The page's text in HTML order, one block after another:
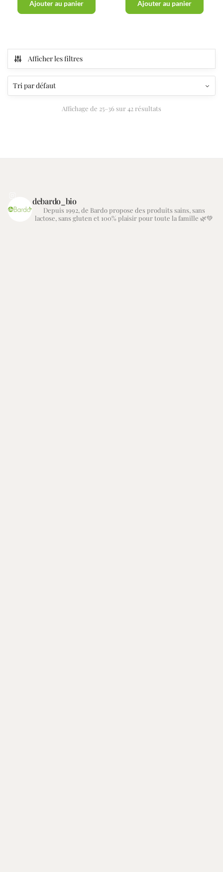
Ajouter au panier Ajouter au panier
Afficher les filtres
Affichage de 25–36 sur 42 résultats
debardo_bio
Depuis 1992, de Bardo propose des produits sains, sans
lactose, sans gluten et 100% plaisir pour toute la famille 🌿💚